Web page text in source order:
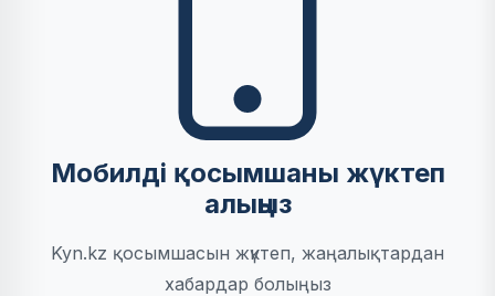
Мобилді қосымшаны жүктеп
алыңыз
Kyn.kz қосымшасын жүктеп, жаңалықтардан
хабардар болыңыз